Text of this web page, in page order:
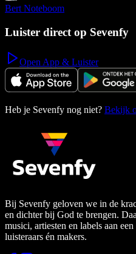
Bert Noteboom
Luister direct op Sevenfy
Open App & Luister
Heb je Sevenfy nog niet? Bekijk
Bij Sevenfy geloven we in de
en dichter bij God te brengen.
musici, artiesten en labels aan
luisteraars én makers.